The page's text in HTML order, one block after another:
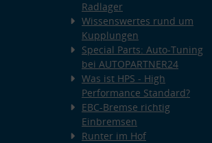
Radlager
Wissenswertes rund um
Kupplungen
Special Parts: Auto-Tuning
bei AUTOPARTNER24
Was ist HPS - High
Performance Standard?
EBC-Bremse richtig
Einbremsen
Runter im Hof